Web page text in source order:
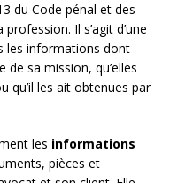
du Code pénal et des
Il s’agit d’une
les informations dont
de sa mission, qu’elles
qu’il les ait obtenues par
les informations
pièces et